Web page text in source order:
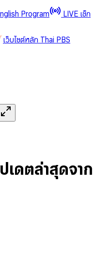
Program
LIVE เช็ก
เว็บไซต์หลัก Thai PBS
เดตล่าสุดจาก